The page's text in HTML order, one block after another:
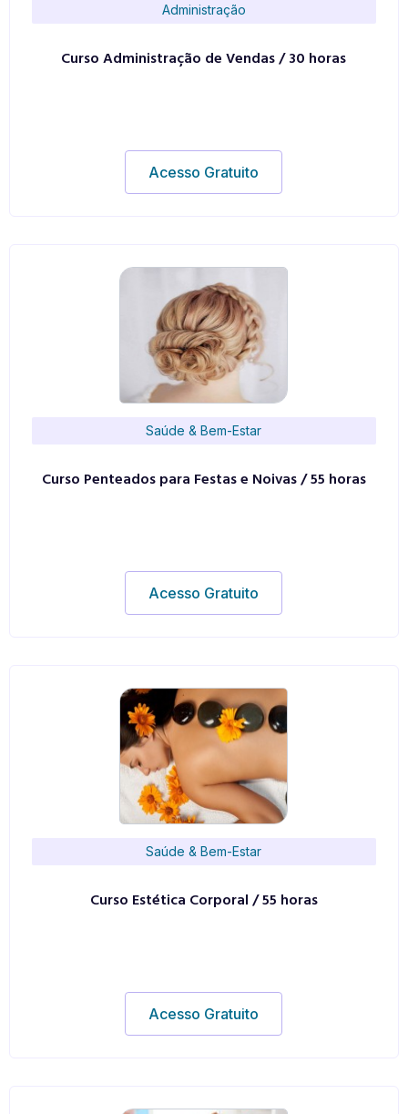
Administração
Curso Administração de Vendas / 30 horas
Acesso Gratuito
Saúde & Bem-Estar
Curso Penteados para Festas e Noivas / 55 horas
Acesso Gratuito
Saúde & Bem-Estar
Curso Estética Corporal / 55 horas
Acesso Gratuito